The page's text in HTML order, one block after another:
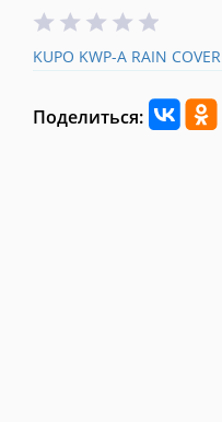
KUPO KWP-A RAIN COVER
Поделиться: